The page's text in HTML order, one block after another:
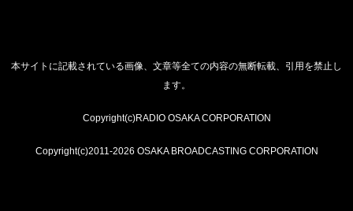
本サイトに記載されている画像、文章等全ての内容の無断転載、引用を禁止し
ます。
Copyright(c)RADIO OSAKA CORPORATION
Copyright(c)2011-2026 OSAKA BROADCASTING CORPORATION